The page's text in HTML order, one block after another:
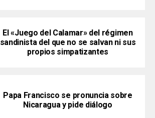
El «Juego del Calamar» del régimen
sandinista del que no se salvan ni sus
propios simpatizantes
Papa Francisco se pronuncia sobre
Nicaragua y pide diálogo